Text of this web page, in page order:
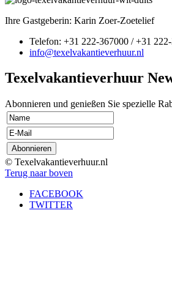
Ihre Gastgeberin: Karin Zoer-Zoetelief
Telefon: +31 222-367000 / +31
info@texelvakantieverhuur.nl
Texelvakantieverhuur
Abonnieren und genießen Sie spezielle
© Texelvakantieverhuur.nl
Terug naar boven
FACEBOOK
TWITTER